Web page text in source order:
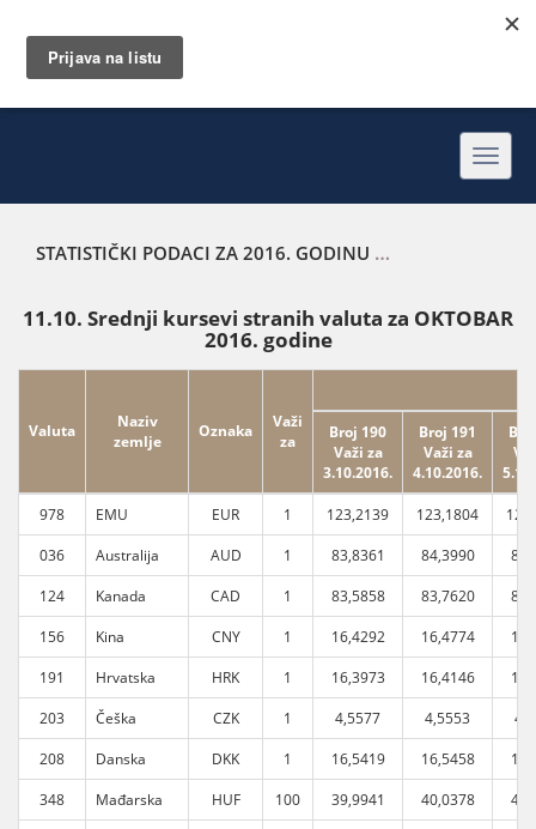
STATISTIČKI PODACI ZA 2016. GODINU
11.10. Srednji kursevi stranih valuta za OKTOBAR
2016. godine
Valuta
Naziv
zemlje
Oznaka
Važi
za
Broj 190
Važi za
3.10.2016.
Broj 191
Važi za
4.10.2016.
978 EMU EUR 1 123,2139 123,1804
036
Australija AUD 1 83,8361 84,3990
124
Kanada CAD 1 83,5858 83,7620
156
Kina CNY 1 16,4292 16,4774
191
Hrvatska HRK 1 16,3973 16,4146
203
Češka CZK 1 4,5577 4,5553
208
Danska DKK 1 16,5419 16,5458
348
Mađarska HUF 100 39,9941 40,0378